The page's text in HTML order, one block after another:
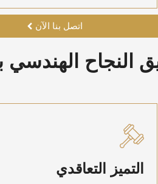
اتصل بنا الآن
النجاح الهندسي
التميز التعاقديالتميز التعاقدي
نعمل على مواءمة المعايير الدولية مع